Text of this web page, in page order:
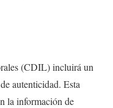
(CDIL) incluirá un
autenticidad. Esta
la información de